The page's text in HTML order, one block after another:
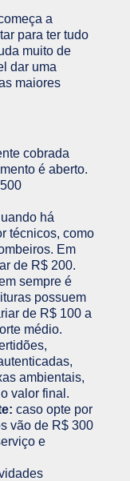
a
para ter tudo
muito de
dar uma
maiores
cobrada
é aberto.
há
técnicos, como
Em
de R$ 200.
sempre é
possuem
de R$ 100 a
médio.
ambientais,
valor final.
caso opte por
vão de R$ 300
e